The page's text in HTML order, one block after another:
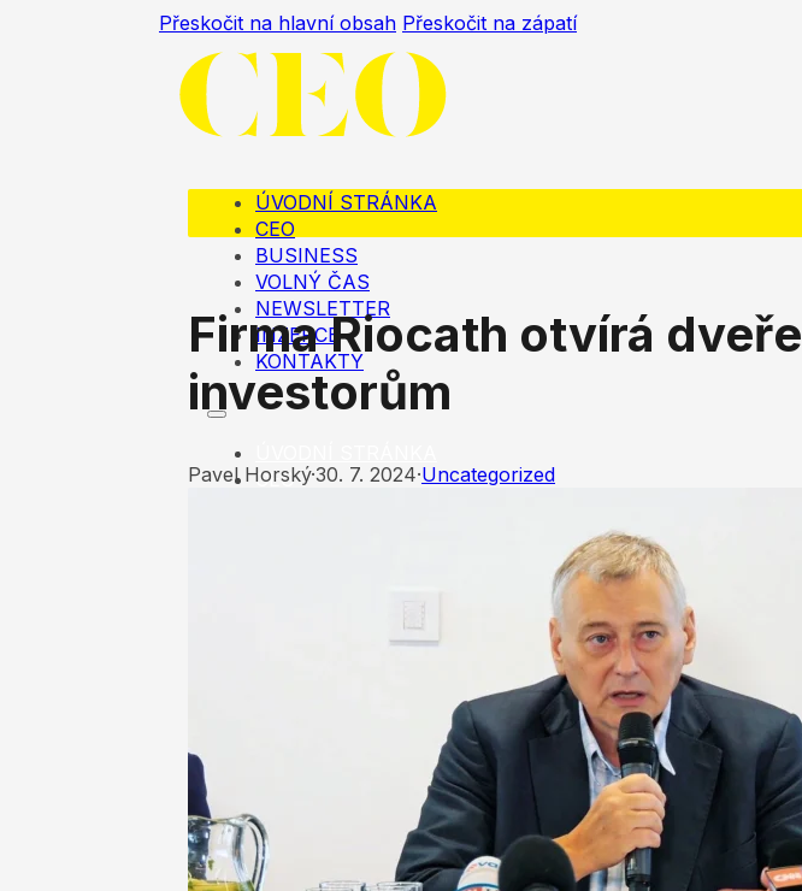
Přeskočit na hlavní obsah Přeskočit na zápatí
ÚVODNÍ STRÁNKA
CEO
BUSINESS
VOLNÝ ČAS
NEWSLETTER
INZERCE
KONTAKTY
CEO
Firma Riocath otvírá dveře
investorům
Pavel Horský·30. 7. 2024·Uncategorized